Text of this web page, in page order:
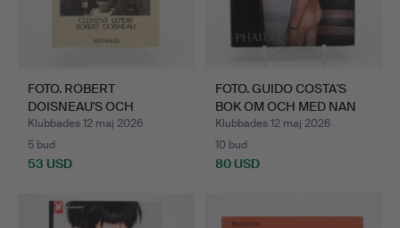
FOTO. ROBERT
DOISNEAU'S OCH
CLEMENT LEIPID…
Klubbades 12 maj 2026
5 bud
53 USD
FOTO. GUIDO COSTA'S
BOK OM OCH MED NAN
GOL…
Klubbades 12 maj 2026
10 bud
80 USD